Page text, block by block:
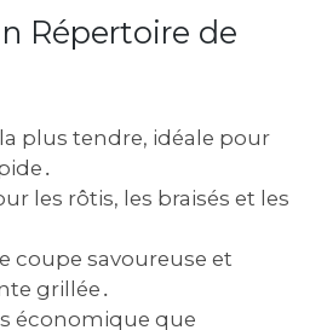
Répertoire de
plus tendre, idéale pour
les rôtis, les braisés et les
coupe savoureuse et
grillée․
économique que